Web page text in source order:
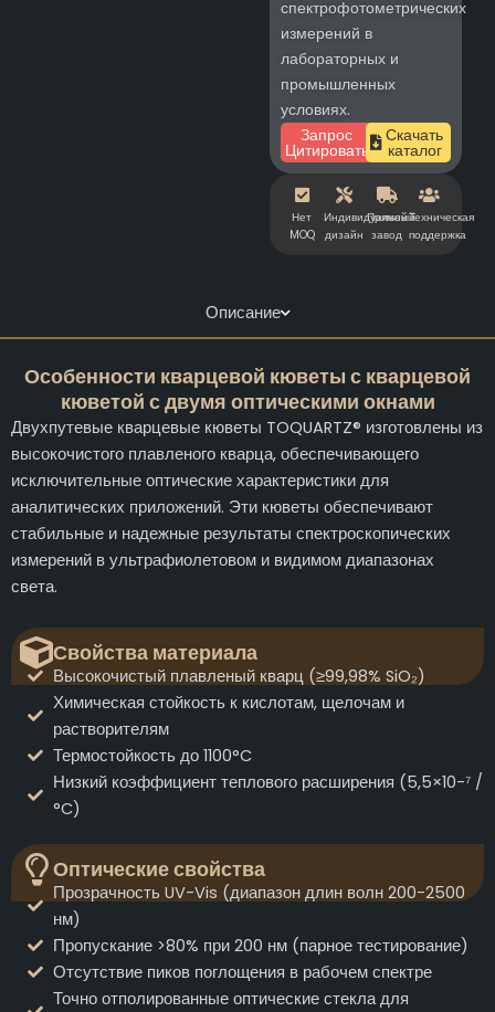
спектрофотометрических
измерений в
лабораторных и
промышленных
условиях.
Запрос
Цитировать
Скачать
каталог
Нет
MOQ
Индивидуальный
дизайн
Прямой
завод
Техническая
поддержка
Описание
Особенности кварцевой кюветы с кварцевой
кюветой с двумя оптическими окнами
Двухпутевые кварцевые кюветы TOQUARTZ® изготовлены из
высокочистого плавленого кварца, обеспечивающего
исключительные оптические характеристики для
аналитических приложений. Эти кюветы обеспечивают
стабильные и надежные результаты спектроскопических
измерений в ультрафиолетовом и видимом диапазонах
света.
Свойства материала
Высокочистый плавленый кварц (≥99,98% SiO₂)
Химическая стойкость к кислотам, щелочам и
растворителям
Термостойкость до 1100°C
Низкий коэффициент теплового расширения (5,5×10-⁷ /
°C)
Оптические свойства
Прозрачность UV-Vis (диапазон длин волн 200-2500
нм)
Пропускание >80% при 200 нм (парное тестирование)
Отсутствие пиков поглощения в рабочем спектре
Точно отполированные оптические стекла для